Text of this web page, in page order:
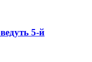
5-й